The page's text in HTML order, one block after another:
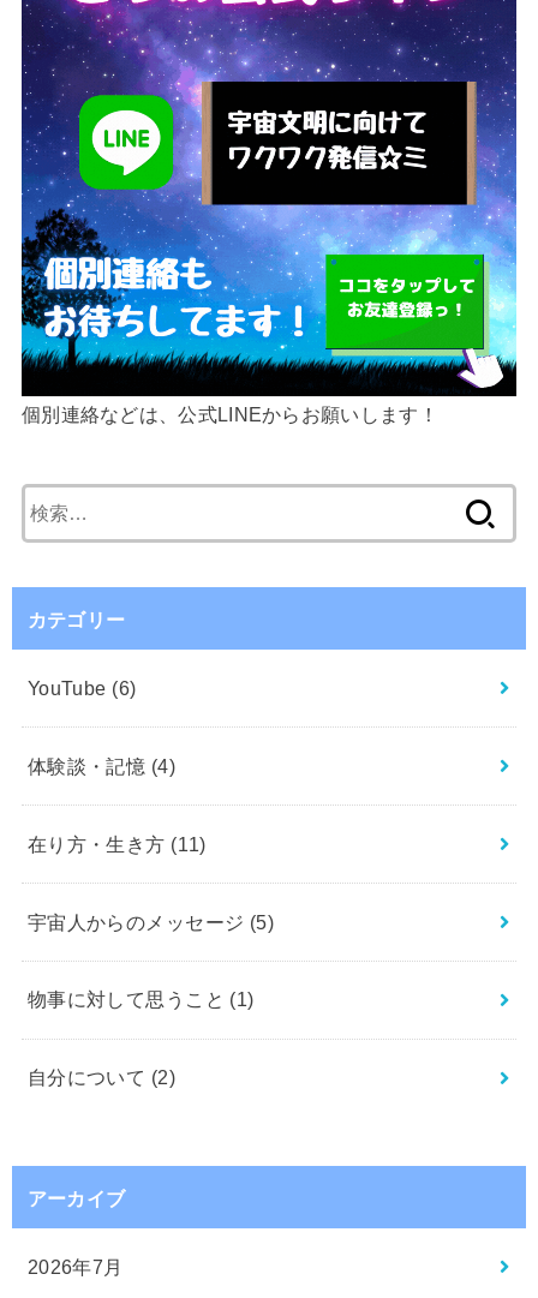
個別連絡などは、公式LINEからお願いします！
索:
カテゴリー
YouTube (6)
体験談・記憶 (4)
在り方・生き方 (11)
宇宙人からのメッセージ (5)
物事に対して思うこと (1)
自分について (2)
アーカイブ
2026年7月